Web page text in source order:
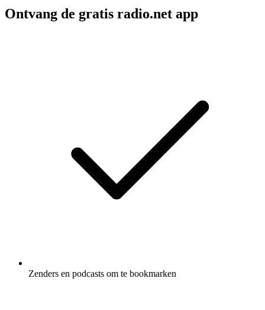
Ontvang de gratis radio.net app
Zenders en podcasts om te bookmarken